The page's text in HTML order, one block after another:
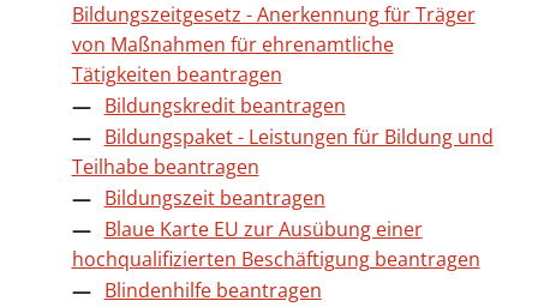
Bildungszeitgesetz - Anerkennung für Träger
von Maßnahmen für ehrenamtliche
Tätigkeiten beantragen
Bildungskredit beantragen
Bildungspaket - Leistungen für Bildung und
Teilhabe beantragen
Bildungszeit beantragen
Blaue Karte EU zur Ausübung einer
hochqualifizierten Beschäftigung beantragen
Blindenhilfe beantragen